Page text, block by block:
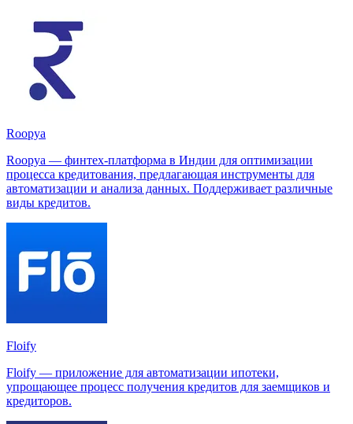
Roopya
Roopya — финтех-платформа в Индии для оптимизации
процесса кредитования, предлагающая инструменты для
автоматизации и анализа данных. Поддерживает различные
виды кредитов.
Floify
Floify — приложение для автоматизации ипотеки,
упрощающее процесс получения кредитов для заемщиков и
кредиторов.